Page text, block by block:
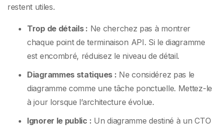
restent utiles.
Trop de détails : Ne cherchez pas à montrer
chaque point de terminaison API. Si le diagramme
est encombré, réduisez le niveau de détail.
Diagrammes statiques : Ne considérez pas le
diagramme comme une tâche ponctuelle. Mettez-le
à jour lorsque l’architecture évolue.
Ignorer le public : Un diagramme destiné à un CTO